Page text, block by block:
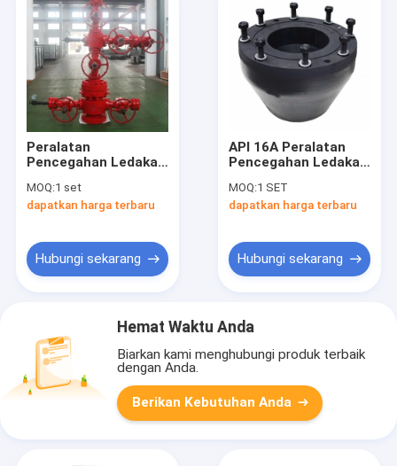
Peralatan
Pencegahan Ledakan
MOQ:1 set
dapatkan harga terbaru
Hubungi sekarang
API 16A Peralatan
Pencegahan Ledakan
BOP
MOQ:1 SET
dapatkan harga terbaru
Hubungi sekarang
Hemat Waktu Anda
Biarkan kami menghubungi produk terbaik
dengan Anda.
Berikan Kebutuhan Anda